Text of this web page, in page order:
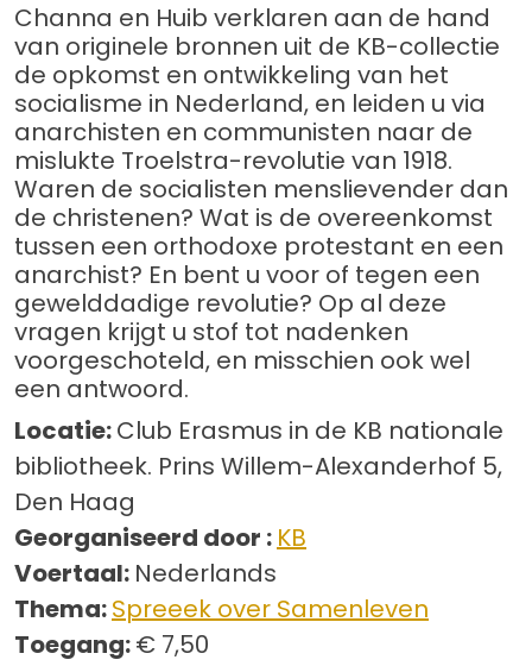
Channa en Huib verklaren aan de hand
van originele bronnen uit de KB-collectie
de opkomst en ontwikkeling van het
socialisme in Nederland, en leiden u via
anarchisten en communisten naar de
mislukte Troelstra-revolutie van 1918.
Waren de socialisten menslievender dan
de christenen? Wat is de overeenkomst
tussen een orthodoxe protestant en een
anarchist? En bent u voor of tegen een
gewelddadige revolutie? Op al deze
vragen krijgt u stof tot nadenken
voorgeschoteld, en misschien ook wel
een antwoord.
Locatie:Club Erasmus in de KB nationale
bibliotheek. Prins Willem-Alexanderhof 5,
Den Haag
Georganiseerd door : KB
Voertaal: Nederlands
Thema:Spreeek over Samenleven
Toegang:€ 7,50